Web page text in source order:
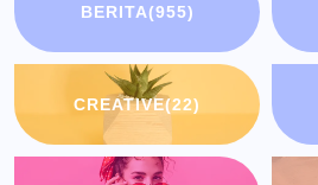
BERITA(955)
CREATIVE(22)